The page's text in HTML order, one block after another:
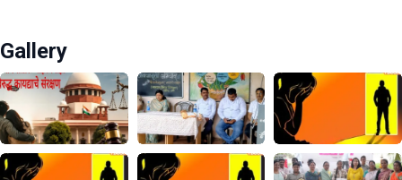
Gallery